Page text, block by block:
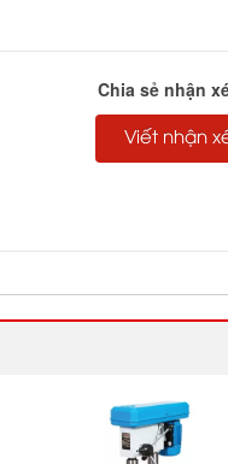
Chia sẻ nhận
Viết nhận